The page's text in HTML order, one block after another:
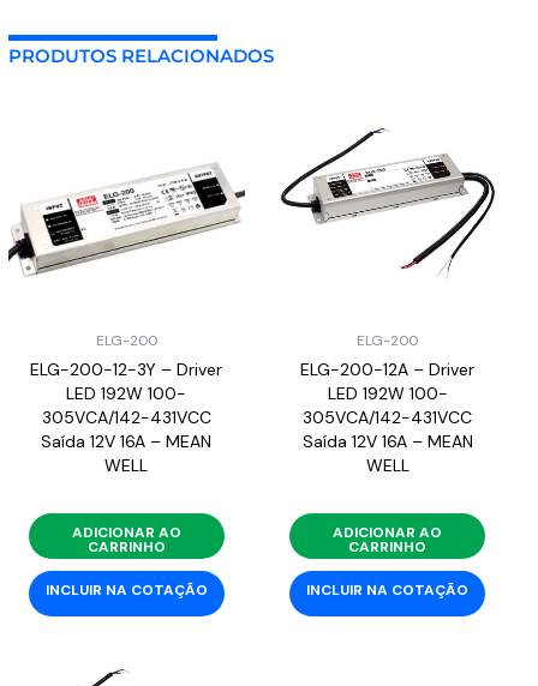
PRODUTOS RELACIONADOS
ELG-200
ELG-200-12-3Y – Driver
LED 192W 100-
305VCA/142-431VCC
Saída 12V 16A – MEAN
WELL
ADICIONAR AO
CARRINHO
INCLUIR NA COTAÇÃO
ELG-200
ELG-200-12A – Driver
LED 192W 100-
305VCA/142-431VCC
Saída 12V 16A – MEAN
WELL
ADICIONAR AO
CARRINHO
INCLUIR NA COTAÇÃO